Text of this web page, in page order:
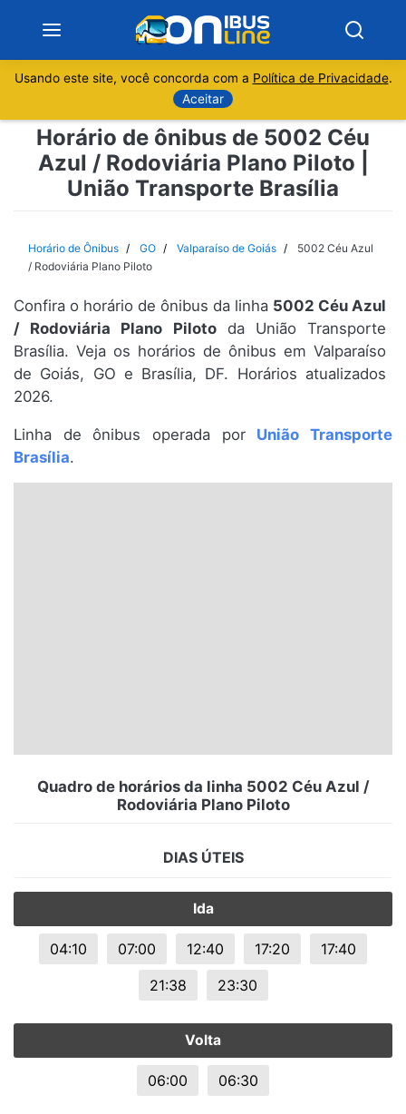
Sobre
Minas Gerais
Espírito Santo
Paraná
Santa Catarina
Usando este site, você concorda com a Política de Privacidade.
Aceitar
Horário de ônibus de 5002 Céu
Azul / Rodoviária Plano Piloto |
União Transporte Brasília
Horário de Ônibus GO Valparaíso de Goiás
5002 Céu Azul
/ Rodoviária Plano Piloto
Confira o horário de ônibus da linha 5002 Céu Azul
/ Rodoviária Plano Pilotoda União Transporte
Brasília. Veja os horários de ônibus em Valparaíso
de Goiás, GO e Brasília, DF. Horários atualizados
2026.
Linha de ônibus operada por União Transporte
Brasília.
Quadro de horários da linha 5002 Céu Azul /
Rodoviária Plano Piloto
DIAS ÚTEIS
Ida
04:10 07:00 12:40 17:20
17:40
21:38
23:30
Volta
06:00 06:30